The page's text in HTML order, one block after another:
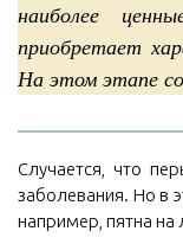
наиболее
приобретает
На этом этапе
Случается, что
заболевания. Но в
например, пятна на